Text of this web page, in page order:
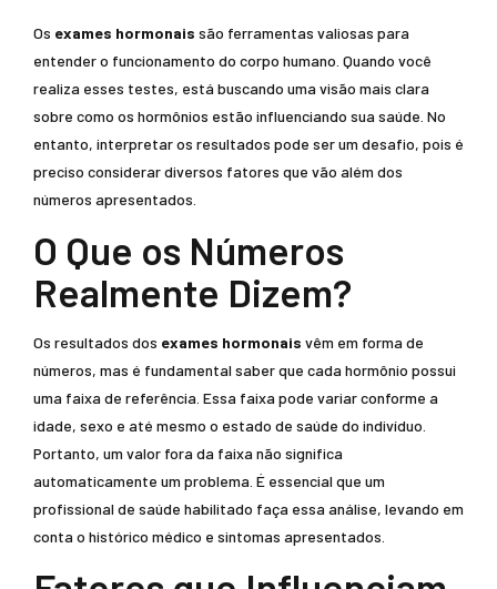
Os exames hormonais são ferramentas valiosas para
entender o funcionamento do corpo humano. Quando você
realiza esses testes, está buscando uma visão mais clara
sobre como os hormônios estão influenciando sua saúde. No
entanto, interpretar os resultados pode ser um desafio, pois é
preciso considerar diversos fatores que vão além dos
números apresentados.
O Que os Números
Realmente Dizem?
Os resultados dos exames hormonais vêm em forma de
números, mas é fundamental saber que cada hormônio possui
uma faixa de referência. Essa faixa pode variar conforme a
idade, sexo e até mesmo o estado de saúde do indivíduo.
Portanto, um valor fora da faixa não significa
automaticamente um problema. É essencial que um
profissional de saúde habilitado faça essa análise, levando em
conta o histórico médico e sintomas apresentados.